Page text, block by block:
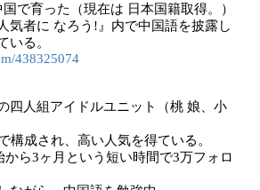
で育った（現在は 日本国籍取得。）
気者に なろう!』内で中国語を披露し
いる。
438325074
四人組アイドルユニット（桃 娘、小
構成され、高い人気を得ている。
ら3ヶ月という短い時間で3万フォロ